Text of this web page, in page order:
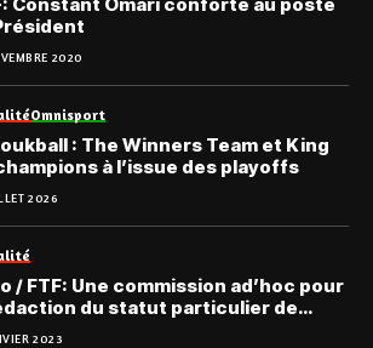
2020
Omnisport
: The Winners Team et King
à l’issue des playoffs
2026
/ FTF: Une commission ad’hoc pour
du statut particulier de
et de l’arbitre
2023